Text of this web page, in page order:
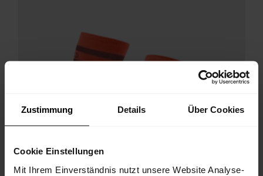
Zustimmung Details Über Cookies
Cookie Einstellungen
Mit Ihrem Einverständnis nutzt unsere Website Analyse-